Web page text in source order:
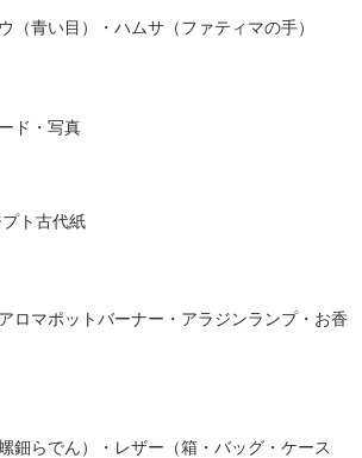
（青い目）・ハムサ（ファティマの手）
ド・写真
ト古代紙
ロマポットバーナー・アラジンランプ・お香
鈿らでん）・レザー（箱・バッグ・ケース